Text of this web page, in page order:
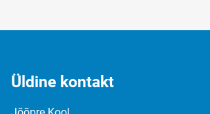
Üldine kontakt